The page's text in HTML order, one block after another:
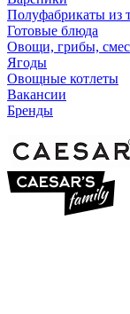
Полуфабрикаты из
Готовые блюда
Овощи, грибы,
Ягоды
Овощные котлеты
Вакансии
Бренды